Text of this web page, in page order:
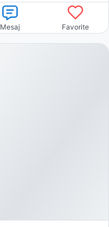
Mesaj Favorite